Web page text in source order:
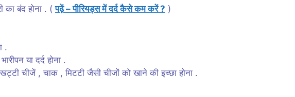
का बंद होना . (पढ़ें – पीरियड्स में दर्द कैसे कम करें ? )
.
या दर्द होना .
खट्टी चीजें , चाक , मिटटी जैसी चीजों को खाने की इच्छा होना .